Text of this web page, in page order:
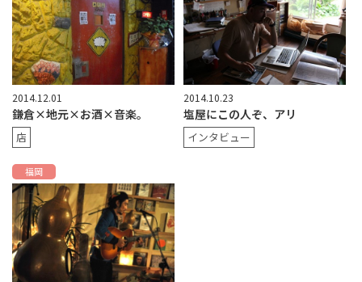
2014.12.01
鎌倉×地元×お酒×音楽。
店
2014.10.23
塩屋にこの人ぞ、アリ
インタビュー
福岡